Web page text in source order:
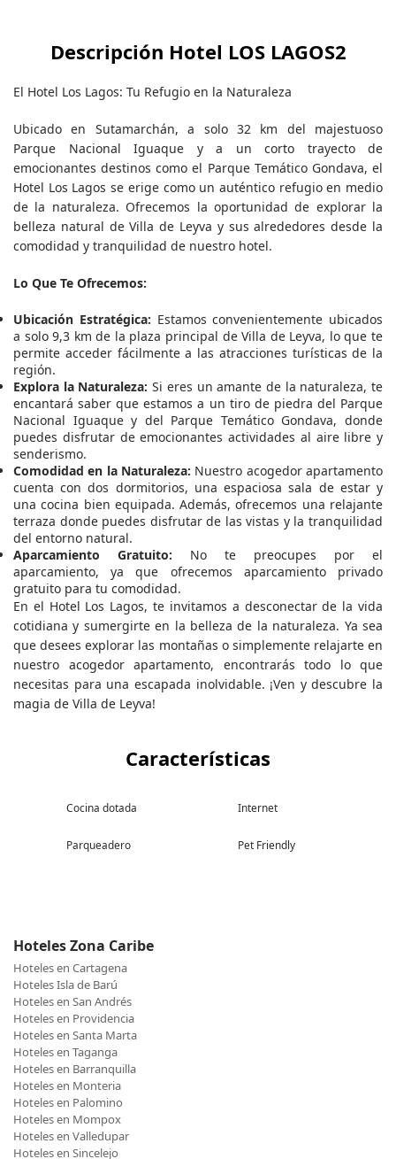
Descripción Hotel LOS LAGOS2
El Hotel Los Lagos: Tu Refugio en la Naturaleza
Ubicado en Sutamarchán, a solo 32 km del majestuoso
Parque Nacional Iguaque y a un corto trayecto de
emocionantes destinos como el Parque Temático Gondava, el
Hotel Los Lagos se erige como un auténtico refugio en medio
de la naturaleza. Ofrecemos la oportunidad de explorar la
belleza natural de Villa de Leyva y sus alrededores desde la
comodidad y tranquilidad de nuestro hotel.
Lo Que Te Ofrecemos:
Ubicación Estratégica: Estamos convenientemente ubicados
a solo 9,3 km de la plaza principal de Villa de Leyva, lo que te
permite acceder fácilmente a las atracciones turísticas de la
región.
Explora la Naturaleza: Si eres un amante de la naturaleza, te
encantará saber que estamos a un tiro de piedra del Parque
Nacional Iguaque y del Parque Temático Gondava, donde
puedes disfrutar de emocionantes actividades al aire libre y
senderismo.
Comodidad en la Naturaleza: Nuestro acogedor apartamento
cuenta con dos dormitorios, una espaciosa sala de estar y
una cocina bien equipada. Además, ofrecemos una relajante
terraza donde puedes disfrutar de las vistas y la tranquilidad
del entorno natural.
Aparcamiento Gratuito: No te preocupes por el
aparcamiento, ya que ofrecemos aparcamiento privado
gratuito para tu comodidad.
En el Hotel Los Lagos, te invitamos a desconectar de la vida
cotidiana y sumergirte en la belleza de la naturaleza. Ya sea
que desees explorar las montañas o simplemente relajarte en
nuestro acogedor apartamento, encontrarás todo lo que
necesitas para una escapada inolvidable. ¡Ven y descubre la
magia de Villa de Leyva!
Características
Cocina dotada Internet
Parqueadero Pet Friendly
Hoteles Zona Caribe
Hoteles en Cartagena
Hoteles Isla de Barú
Hoteles en San Andrés
Hoteles en Providencia
Hoteles en Santa Marta
Hoteles en Taganga
Hoteles en Barranquilla
Hoteles en Monteria
Hoteles en Palomino
Hoteles en Mompox
Hoteles en Valledupar
Hoteles en Sincelejo